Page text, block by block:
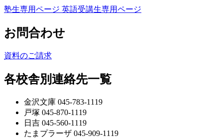
塾生専用ページ 英語受講生専用ページ
お問合わせ
資料のご請求
各校舎別連絡先一覧
金沢文庫 045-783-1119
戸塚 045-870-1119
日吉 045-560-1119
たまプラーザ 045-909-1119